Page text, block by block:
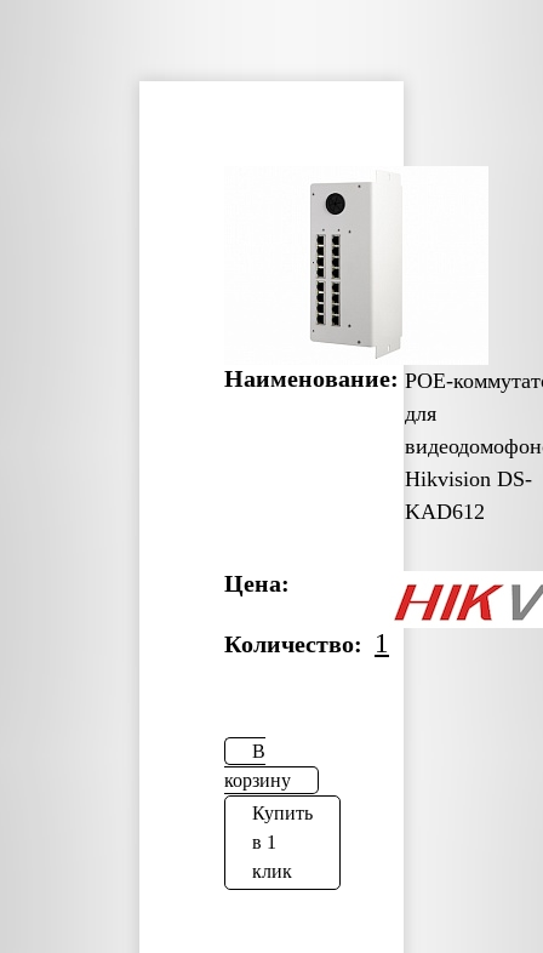
Наименование: POE-
для
Hikvision DS-
KAD612
Цена:
Количество: 1
В
корзину
Купить
в 1
клик